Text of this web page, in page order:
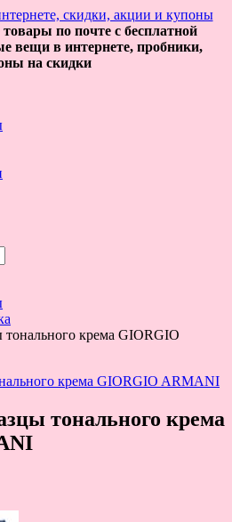
по почте с бесплатной
вещи в интернете, пробники,
на скидки
тонального крема GIORGIO
тонального крема